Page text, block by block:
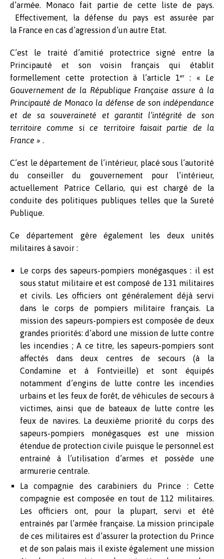
d’armée. Monaco fait partie de cette liste de pays.
Effectivement, la défense du pays est assurée par
la France en cas d’agression d’un autre Etat.
C’est le traité d’amitié protectrice signé entre la
Principauté et son voisin français qui établit
formellement cette protection à l’article 1er: « Le
Gouvernement de la République Française assure à la
Principauté de Monaco la défense de son indépendance
et de sa souveraineté et garantit l’intégrité de son
territoire comme si ce territoire faisait partie de la
France » .
C’est le département de l’intérieur, placé sous l’autorité
duconseiller du gouvernement pour l’intérieur,
actuellement Patrice Cellario, qui est chargé de la
conduite des politiques publiques telles que la Sureté
Publique.
Ce département gère également les deux unités
militaires à savoir :
Le corps des sapeurs-pompiers monégasques : il est
sous statut militaire et est composé de 131 militaires
et civils. Les officiers ont généralement déjà servi
dans le corps de pompiers militaire français. La
mission des sapeurs-pompiers est composée de deux
grandes priorités: d’abord une mission de lutte contre
les incendies ; A ce titre, les sapeurs-pompiers sont
affectés dans deux centres de secours (à la
Condamine et à Fontvieille) et sont équipés
notamment d’engins de lutte contre les incendies
urbains et les feux de forêt, de véhicules de secours à
victimes, ainsi que de bateaux de lutte contre les
feux de navires. La deuxième priorité du corps des
sapeurs-pompiers monégasques est une mission
étendue de protection civile puisque le personnel est
entrainé à l’utilisation d’armes et possède une
armurerie centrale.
La compagnie des carabiniers du Prince : Cette
compagnie est composée en tout de 112 militaires.
Les officiers ont, pour la plupart, servi et été
entrainés par l’armée française. La mission principale
de ces militaires est d’assurer la protection du Prince
et de son palais mais il existe également une mission